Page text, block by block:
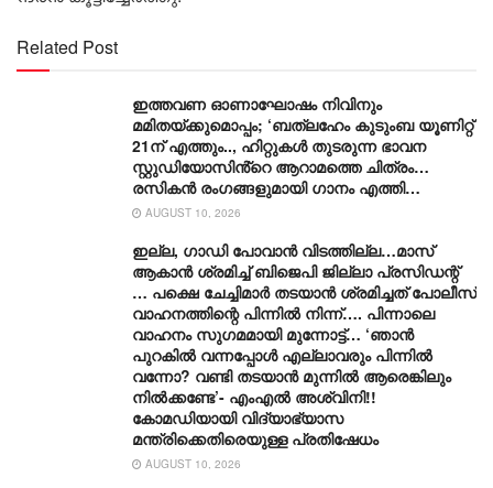
Related Post
ഇത്തവണ ഓണാഘോഷം നിവിനും
മമിതയ്ക്കുമൊപ്പം; ‘ബത്‍ലഹേം കുടുംബ യൂണിറ്റ്
21ന് എത്തും.., ഹിറ്റുകൾ തുടരുന്ന ഭാവന
സ്റ്റുഡിയോസിൻ്റെ ആറാമത്തെ ചിത്രം…
രസികൻ രംഗങ്ങളുമായി ഗാനം എത്തി…
AUGUST 10, 2026
ഇല്ല, ​ഗാഡി പോവാൻ വിടത്തില്ല…മാസ്
ആകാൻ ശ്രമിച്ച് ബിജെപി ജില്ലാ പ്രസിഡന്റ്
… പക്ഷെ ചേച്ചിമാർ തടയാൻ ശ്രമിച്ചത് പോലീസ്
വാഹനത്തിന്റെ പിന്നിൽ നിന്ന്…. പിന്നാലെ
വാഹനം സു​ഗമമായി മുന്നോട്ട്… ‘ഞാൻ
പുറകിൽ വന്നപ്പോൾ എല്ലാവരും പിന്നിൽ
വന്നോ? വണ്ടി തടയാൻ മുന്നിൽ ആരെങ്കിലും
നിൽക്കണ്ടേ’- എംഎൽ അശ്വിനി!!
കോമഡിയായി വിദ്യാഭ്യാസ
മന്ത്രിക്കെതിരെയുള്ള പ്രതിഷേധം
AUGUST 10, 2026